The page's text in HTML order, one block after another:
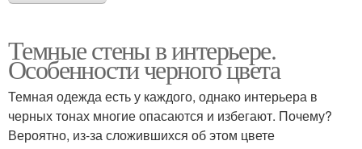
Темные стены в интерьере.
Особенности черного цвета
Темная одежда есть у каждого, однако интерьера в
черных тонах многие опасаются и избегают. Почему?
Вероятно, из-за сложившихся об этом цвете